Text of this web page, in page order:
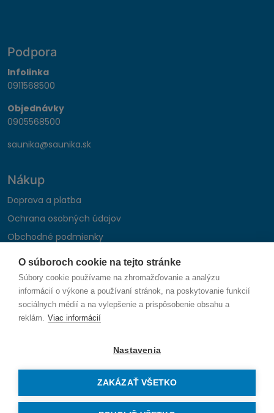
O súboroch cookie na tejto stránke
Súbory cookie používame na zhromažďovanie a analýzu
informácií o výkone a používaní stránok, na poskytovanie funkcií
sociálnych médií a na vylepšenie a prispôsobenie obsahu a
reklám. Viac informácií
Nastavenia
ZAKÁZAŤ VŠETKO
Podpora
Infolinka
0911568500
Objednávky
0905568500
saunika@saunika.sk
Nákup
Doprava a platba
Ochrana osobných údajov
Obchodné podmienky
Reklamačný poriadok
Montáž autohifi
Formulár na odstúpenie od zmluvy
Sledujte nás
Vytvorené na mieru oddenva.sk